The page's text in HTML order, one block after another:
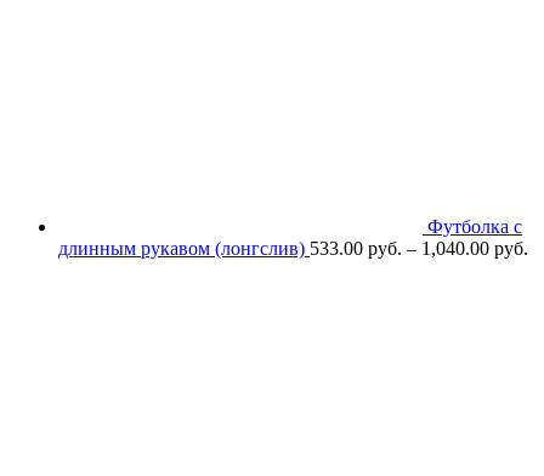
Футболка с
длинным рукавом (лонгслив) 533.00 руб. – 1,040.00 руб.